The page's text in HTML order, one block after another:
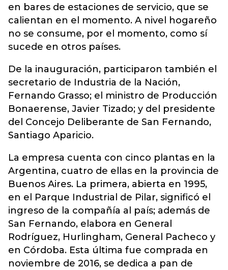
en bares de estaciones de servicio, que se
calientan en el momento. A nivel hogareño
no se consume, por el momento, como sí
sucede en otros países.
De la inauguración, participaron también el
secretario de Industria de la Nación,
Fernando Grasso; el ministro de Producción
Bonaerense, Javier Tizado; y del presidente
del Concejo Deliberante de San Fernando,
Santiago Aparicio.
La empresa cuenta con cinco plantas en la
Argentina, cuatro de ellas en la provincia de
Buenos Aires. La primera, abierta en 1995,
en el Parque Industrial de Pilar, significó el
ingreso de la compañía al país; además de
San Fernando, elabora en General
Rodríguez, Hurlingham, General Pacheco y
en Córdoba. Esta última fue comprada en
noviembre de 2016, se dedica a pan de